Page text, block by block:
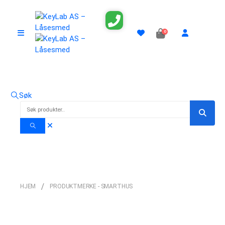
0
Søk
HJEM PRODUKTMERKE - SMARTHUS